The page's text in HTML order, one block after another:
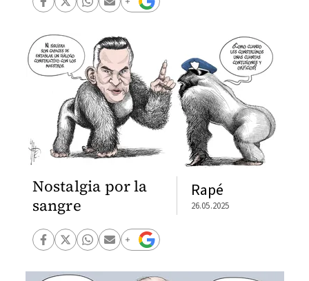
Nostalgia por la
sangre
Rapé
26.05.2025